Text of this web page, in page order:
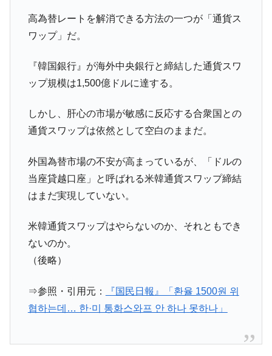
Fact1 平成仮面ライダーの意外すぎるモチーフとは？
Fact1
発表から2日で大崩壊、鳴かず飛ばずに終わりそう
日本人マスターズ挑戦の歴史。松山以前に最高位
だった選手とは？
Fact1
甲子園通算本塁打、最多の清原に次いで多く打っ
ている意外な選手とは？
高為替レートを解消できる方法の一つが「通貨ス
ワップ」だ。
『韓国銀行』が海外中央銀行と締結した通貨スワ
ップ規模は1,500億ドルに達する。
しかし、肝心の市場が敏感に反応する合衆国との
通貨スワップは依然として空白のままだ。
外国為替市場の不安が高まっているが、「ドルの
当座貸越口座」と呼ばれる米韓通貨スワップ締結
はまだ実現していない。
米韓通貨スワップはやらないのか、それともでき
ないのか。
（後略）
⇒参照・引用元：
『国民日報』「환율 1500원 위
협하는데… 한·미 통화스와프 안 하나 못하나」